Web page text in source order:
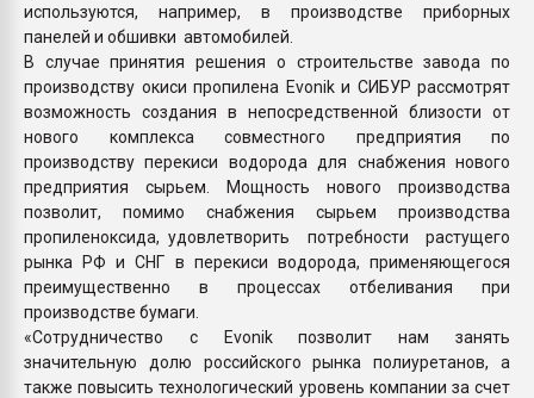
используются, например, в производстве приборных
панелей и обшивки автомобилей.
В случае принятия решения о строительстве завода по
производству окиси пропилена Evonik и СИБУР рассмотрят
возможность создания в непосредственной близости от
нового комплекса совместного предприятия по
производству перекиси водорода для снабжения нового
предприятия сырьем. Мощность нового производства
позволит, помимо снабжения сырьем производства
пропиленоксида, удовлетворить потребности растущего
рынка РФ и СНГ в перекиси водорода, применяющегося
преимущественно в процессах отбеливания при
производстве бумаги.
«Сотрудничество с Evonik позволит нам занять
значительную долю российского рынка полиуретанов, а
также повысить технологический уровень компании за счет